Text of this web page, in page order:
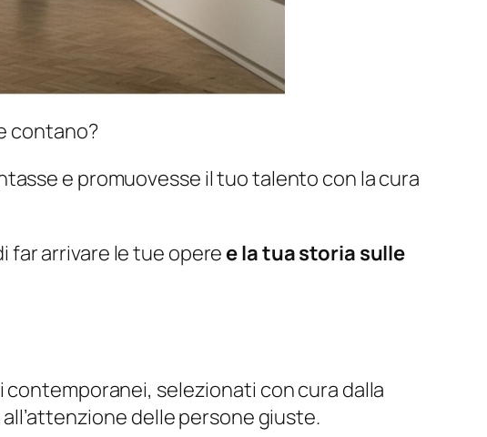
contano?
e promuovesse il tuo talento con la cura
far arrivare le tue opere e la tua storia sulle
selezionati con cura dalla
delle persone giuste.